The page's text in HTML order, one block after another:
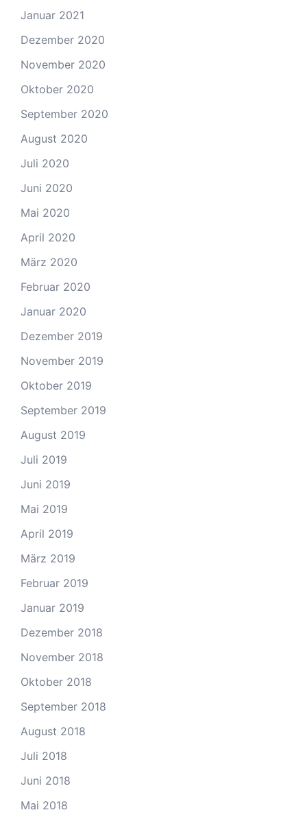
Januar 2021
Dezember 2020
November 2020
Oktober 2020
September 2020
August 2020
Juli 2020
Juni 2020
Mai 2020
April 2020
März 2020
Februar 2020
Januar 2020
Dezember 2019
November 2019
Oktober 2019
September 2019
August 2019
Juli 2019
Juni 2019
Mai 2019
April 2019
März 2019
Februar 2019
Januar 2019
Dezember 2018
November 2018
Oktober 2018
September 2018
August 2018
Juli 2018
Juni 2018
Mai 2018